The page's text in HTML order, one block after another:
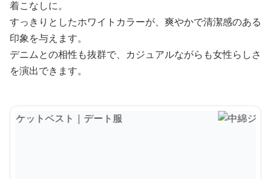
着こなしに。
すっきりとしたホワイトカラーが、爽やかで清潔感のある
印象を与えます。
デニムとの相性も抜群で、カジュアルながらも女性らしさ
を演出できます。